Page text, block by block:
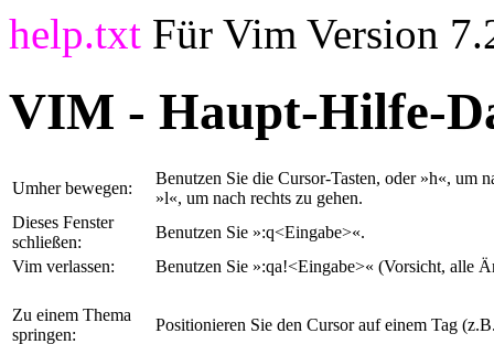
help.txt Für Vim Version
VIM - Haupt-Hilfe-
Umher bewegen:
Benutzen Sie die Cursor-Tasten, oder »h«, um
»l«, um nach rechts zu gehen.
Dieses Fenster
schließen:
Benutzen Sie »:q<Eingabe>«.
Vim verlassen:
Benutzen Sie »:qa!<Eingabe>« (Vorsicht, alle
Zu einem Thema
springen:
Positionieren Sie den Cursor auf einem Tag